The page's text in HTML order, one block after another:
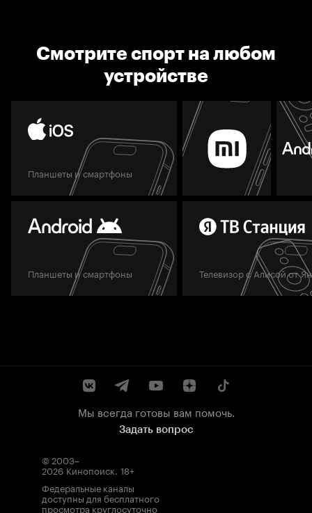
Смотрите спорт на любом
устройстве
Планшеты и смартфоны
Планшеты и смартфоны Телевизор с Алисой от
Мы всегда готовы вам помочь.
Задать вопрос
© 2003–
2026 Кинопоиск. 18+
Федеральные каналы
доступны для бесплатного
просмотра круглосуточно